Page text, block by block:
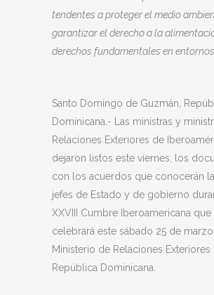
tendentes a proteger el medio
garantizar el derecho a la
derechos fundamentales en
Santo Domingo de Guzmán,
Dominicana.- Las ministras y
Relaciones Exteriores de
dejaron listos este viernes, los
con los acuerdos que conocerán
jefes de Estado y de gobierno
XXVIII Cumbre Iberoamericana que
celebrará este sábado 25 de marzo
Ministerio de Relaciones Exteriores
República Dominicana.